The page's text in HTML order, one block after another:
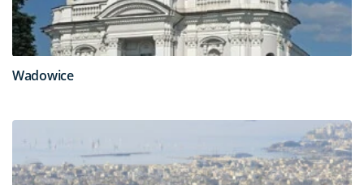
Wadowice